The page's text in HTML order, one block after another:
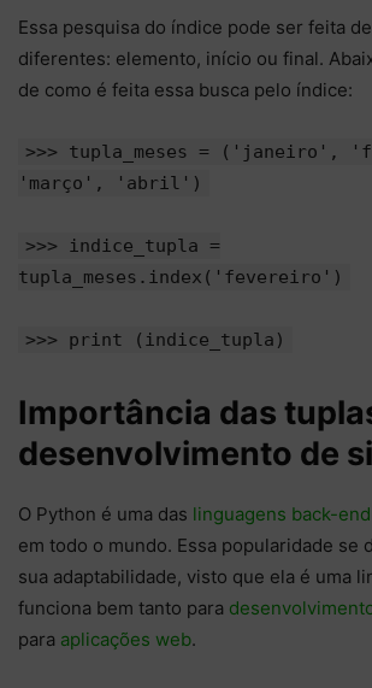
Essa pesquisa do índice pode ser feita
diferentes: elemento, início ou final.
de como é feita essa busca pelo índice:
>>> tupla_meses = ('janeiro',
'março', 'abril')
>>> indice_tupla =
tupla_meses.index('fevereiro')
>>> print (indice_tupla)
Importância das
desenvolvimento de
O Python é uma das linguagens back-end
em todo o mundo. Essa popularidade se
sua adaptabilidade, visto que ela é uma
funciona bem tanto para
para aplicações web.